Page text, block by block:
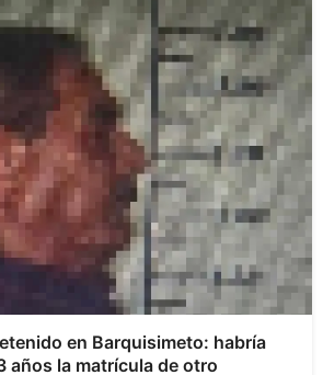
en Barquisimeto: habría
años la matrícula de otro